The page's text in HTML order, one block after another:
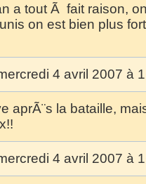
a tout Ã fait raison,
on est bien plus
4 avril 2007 à
aprÃ¨s la bataille,
4 avril 2007 à